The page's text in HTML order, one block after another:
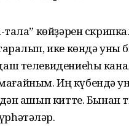
тала” көйҙәрен
ике көндә уны
телевидениеһы
Иң күбендә ун
ашып китте. Бынан